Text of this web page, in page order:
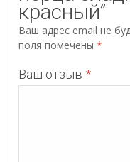
красный”
Ваш адрес email не
поля помечены *
Ваш отзыв *